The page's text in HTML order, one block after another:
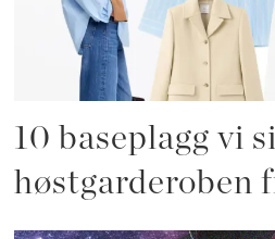
10 baseplagg vi
høstgarderoben